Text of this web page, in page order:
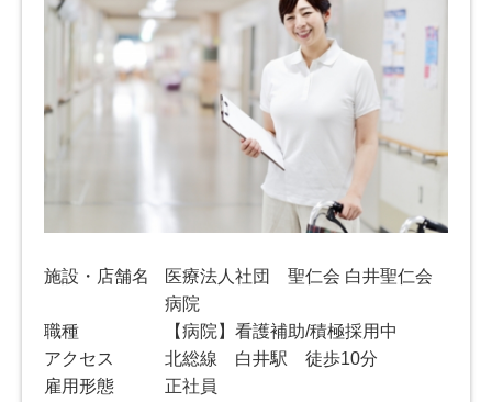
施設・店舗名
医療法人社団 聖仁会 白井聖仁会
病院
職種
【病院】看護補助/積極採用中
アクセス
北総線 白井駅 徒歩10分
雇用形態
正社員